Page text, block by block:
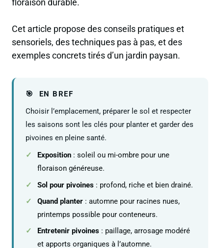
floraison durable.
Cet article propose des conseils pratiques et
sensoriels, des techniques pas à pas, et des
exemples concrets tirés d’un jardin paysan.
EN BREF
Choisir l’emplacement, préparer le sol et respecter
les saisons sont les clés pour planter et garder des
pivoines en pleine santé.
Exposition : soleil ou mi-ombre pour une
floraison généreuse.
Sol pour pivoines : profond, riche et bien drainé.
Quand planter : automne pour racines nues,
printemps possible pour conteneurs.
Entretenir pivoines : paillage, arrosage modéré
et apports organiques à l’automne.